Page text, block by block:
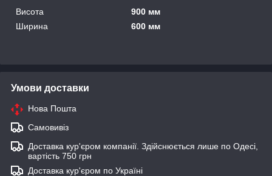
Висота
900 мм
Ширина
600 мм
Умови доставки
Нова Пошта
Самовивіз
Доставка кур'єром компанії. Здійснюється лише по Одесі,
вартість 750 грн
Доставка кур'єром по Україні